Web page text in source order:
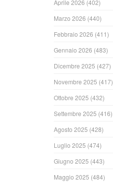
Aprile 2026 (402)
Marzo 2026 (440)
Febbraio 2026 (411)
Gennaio 2026 (483)
Dicembre 2025 (427)
Novembre 2025 (417)
Ottobre 2025 (432)
Settembre 2025 (416)
Agosto 2025 (428)
Luglio 2025 (474)
Giugno 2025 (443)
Maggio 2025 (484)